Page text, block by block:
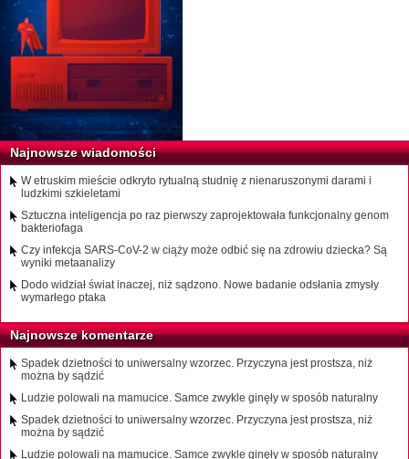
Najnowsze wiadomości
W etruskim mieście odkryto rytualną studnię z nienaruszonymi darami i
ludzkimi szkieletami
Sztuczna inteligencja po raz pierwszy zaprojektowała funkcjonalny genom
bakteriofaga
Czy infekcja SARS-CoV-2 w ciąży może odbić się na zdrowiu dziecka? Są
wyniki metaanalizy
Dodo widział świat inaczej, niż sądzono. Nowe badanie odsłania zmysły
wymarłego ptaka
Najnowsze komentarze
Spadek dzietności to uniwersalny wzorzec. Przyczyna jest prostsza, niż
można by sądzić
Ludzie polowali na mamucice. Samce zwykle ginęły w sposób naturalny
Spadek dzietności to uniwersalny wzorzec. Przyczyna jest prostsza, niż
można by sądzić
Ludzie polowali na mamucice. Samce zwykle ginęły w sposób naturalny